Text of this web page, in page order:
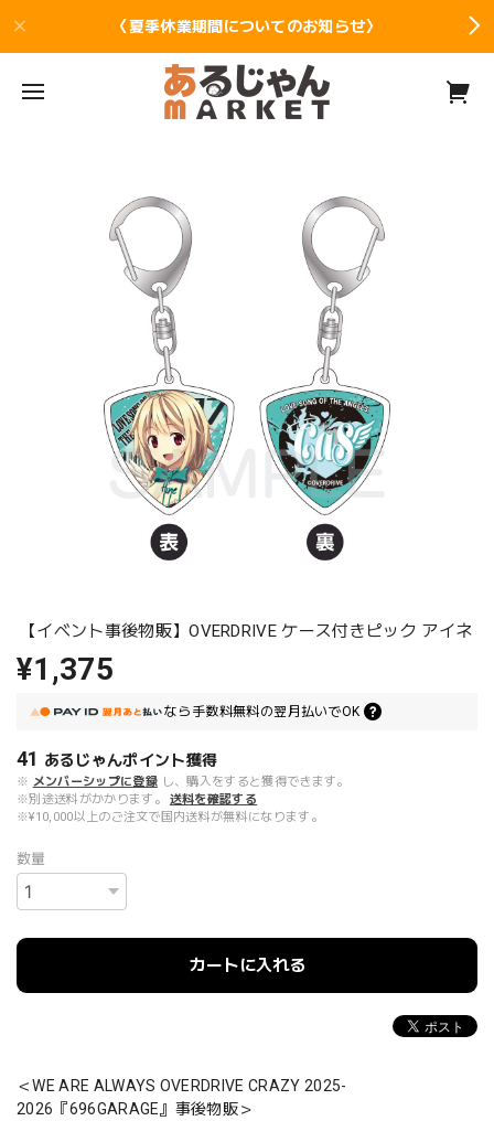
〈夏季休業期間についてのお知らせ〉
【イベント事後物販】OVERDRIVE ケース付きピック アイネ
¥1,375
なら 手数料無料の翌月払いでOK
41 あるじゃんポイント獲得
※ メンバーシップに登録 し、購入をすると獲得できます。
※別途送料がかかります。
送料を確認する
※¥10,000以上のご注文で国内送料が無料になります。
数量
カートに入れる
＜WE ARE ALWAYS OVERDRIVE CRAZY 2025-
2026『696GARAGE』事後物販＞